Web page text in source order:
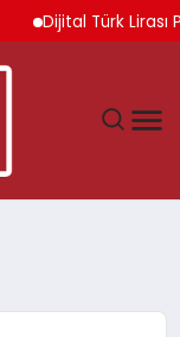
Dijital Türk Lirası